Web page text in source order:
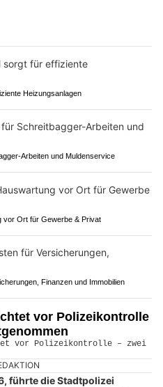
Heizungsanlagen
Arbeiten und Muldenservice
vor Ort für Gewerbe & Privat
Finanzen und Immobilien
vor Polizeikontrolle
führte die Stadtpolizei